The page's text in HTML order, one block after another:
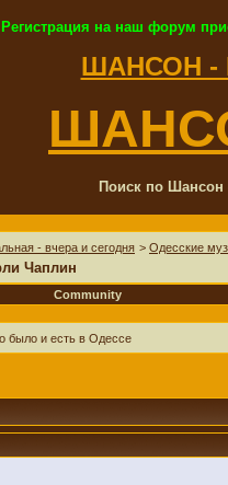
на наш форум
ШАНСОН -
Поиск по Шансон
- вчера и сегодня > Одесские
Чаплин
Community
было и есть в Одессе